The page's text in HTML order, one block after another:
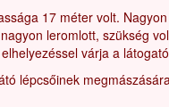
17 méter volt.
leromlott, szükség
várja a
lépcsőinek